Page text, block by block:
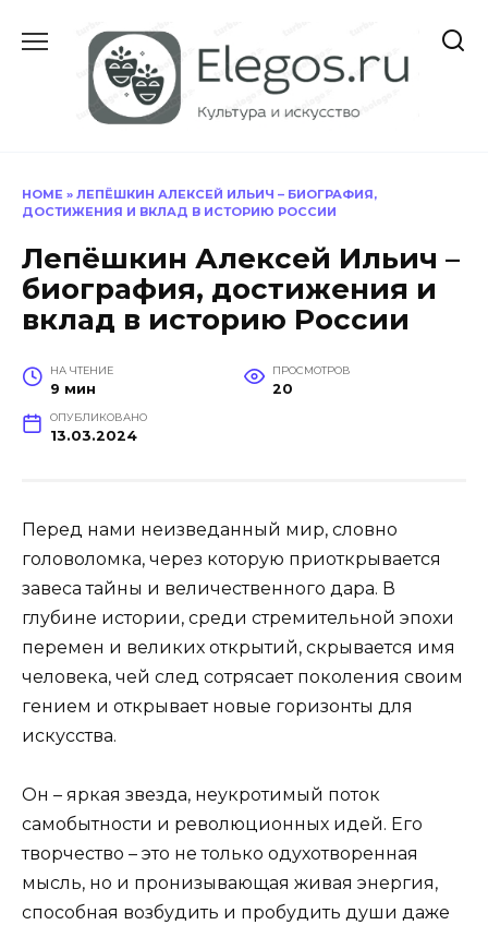
содержанию
HOME » ЛЕПЁШКИН АЛЕКСЕЙ ИЛЬИЧ – БИОГРАФИЯ,
ДОСТИЖЕНИЯ И ВКЛАД В ИСТОРИЮ РОССИИ
Лепёшкин Алексей Ильич –
биография, достижения и
вклад в историю России
НА ЧТЕНИЕ
9 мин
ПРОСМОТРОВ
20
ОПУБЛИКОВАНО
13.03.2024
Перед нами неизведанный мир, словно
головоломка, через которую приоткрывается
завеса тайны и величественного дара. В
глубине истории, среди стремительной эпохи
перемен и великих открытий, скрывается имя
человека, чей след сотрясает поколения своим
гением и открывает новые горизонты для
искусства.
Он – яркая звезда, неукротимый поток
самобытности и революционных идей. Его
творчество – это не только одухотворенная
мысль, но и пронизывающая живая энергия,
способная возбудить и пробудить души даже